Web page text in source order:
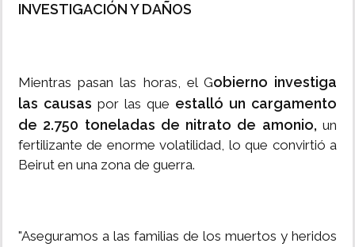
INVESTIGACIÓN Y DAÑOS
Mientras pasan las horas, el Gobierno investiga
las causas por las que estalló un cargamento
de 2.750 toneladas de nitrato de amonio,un
fertilizante de enorme volatilidad, lo que convirtió a
Beirut en una zona de guerra.
"Aseguramos a las familias de los muertos y heridos